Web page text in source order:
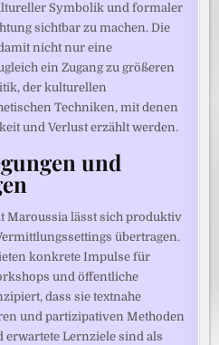
Symbolik und formaler
sichtbar zu machen. Die
nicht nur eine
ein Zugang zu größeren
der kulturellen
Techniken, mit denen
und Verlust erzählt werden.
und
Maroussia lässt sich produktiv
übertragen.
konkrete Impulse für
und öffentliche
dass sie textnahe
und partizipativen Methoden
erwartete Lernziele sind als